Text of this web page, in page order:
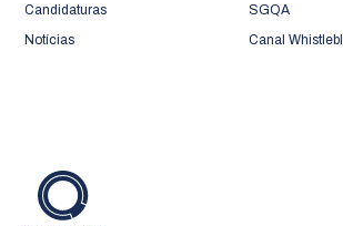
Candidaturas
Notícias
SGQA
Canal